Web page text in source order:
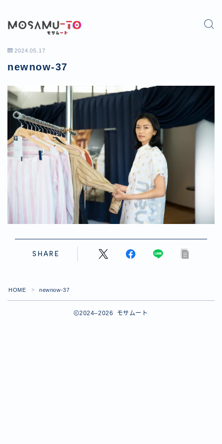
2024.05.17
newnow-37
SHARE
HOME ＞ newnow-37
2024–2026 モサムート